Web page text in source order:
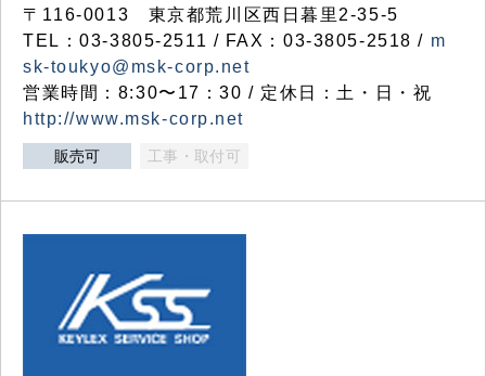
〒116-0013 東京都荒川区西日暮里2-35-5
TEL：03-3805-2511 / FAX：03-3805-2518 / m
sk-toukyo@msk-corp.net
営業時間：8:30〜17：30 / 定休日：土・日・祝
http://www.msk-corp.net
販売可 工事・取付可